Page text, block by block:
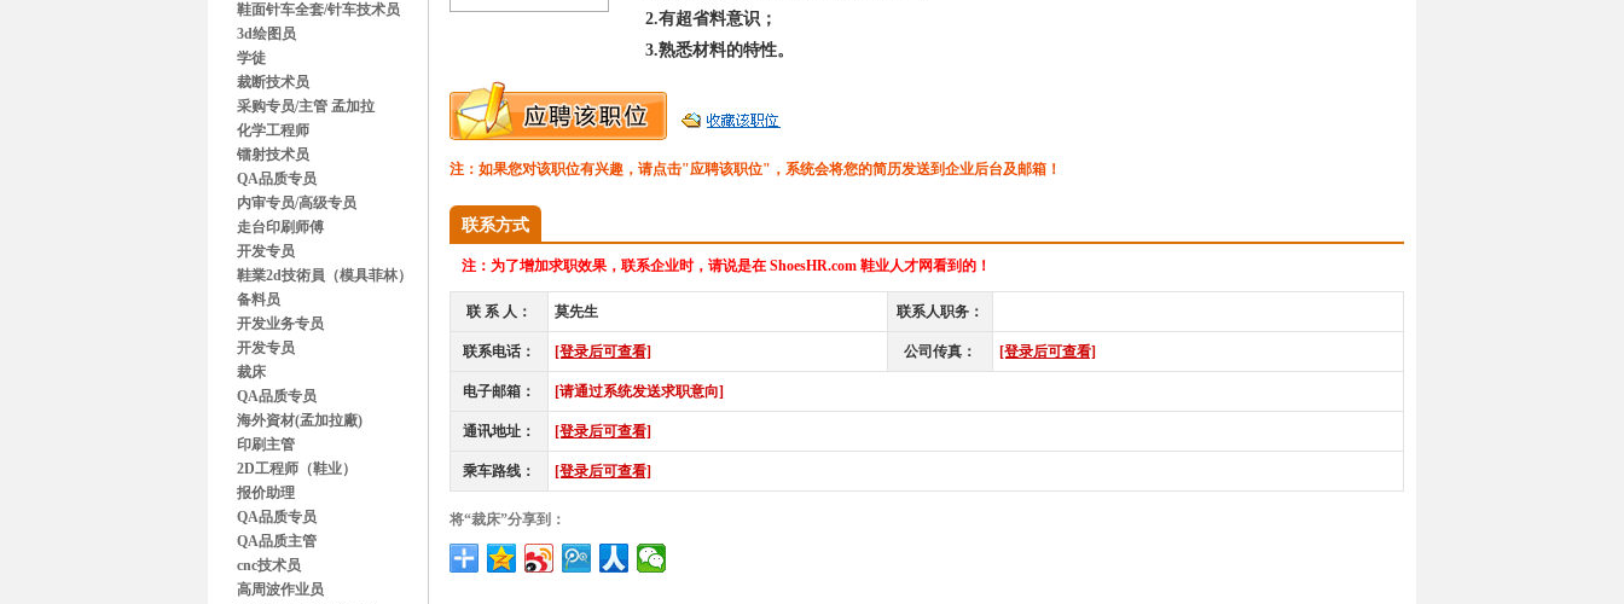
2.有超省料意识；
3.熟悉材料的特性。
注：如果您对该职位有兴趣，请点击"应聘该职位"，系统会将您的简历发送到企业后台及邮箱！
联系方式
注： 为了增加求职效果，联系企业时，请说是在 ShoesHR.com 鞋业人才网看到的！
联 系 人： 莫先生 联系人职务：
联系电话： [登录后可查看] 公司传真： [登录后可查看]
电子邮箱： [请通过系统发送求职意向]
通讯地址： [登录后可查看]
乘车路线： [登录后可查看]
将“裁床”分享到：
鞋面针车全套/针车技术员
3d绘图员
学徒
裁断技术员
采购专员/主管 孟加拉
化学工程师
镭射技术员
QA品质专员
内审专员/高级专员
走台印刷师傅
开发专员
鞋業2d技術員（模具菲林）
备料员
开发业务专员
开发专员
裁床
QA品质专员
海外資材(孟加拉廠)
印刷主管
2D工程师（鞋业）
报价助理
QA品质专员
QA品质主管
cnc技术员
高周波作业员